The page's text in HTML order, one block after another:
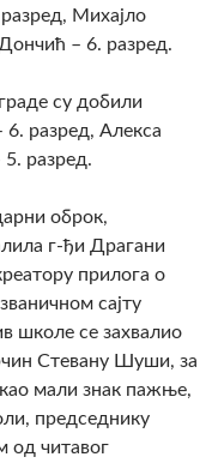
Михајло
– 6. разред.
су добили
разред, Алекса
разред.
оброк,
г-ђи Драгани
прилога о
сајту
школе се захвалио
Стевану Шуши, за
мали знак пажње,
председнику
од читавог